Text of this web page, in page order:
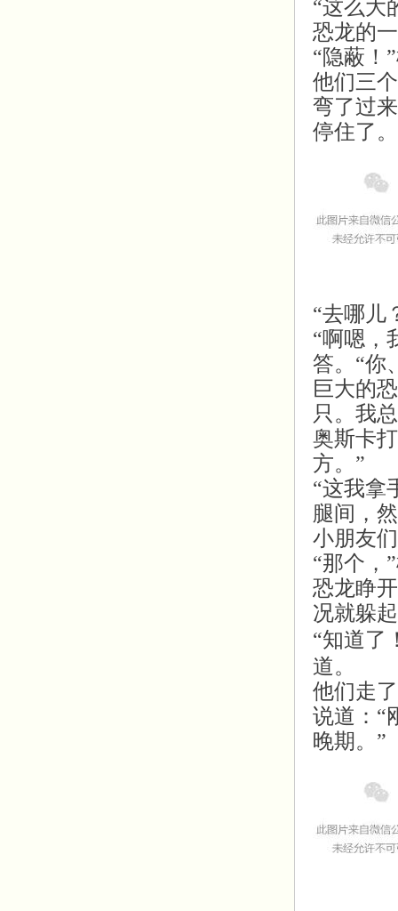
“这么大
恐龙的
“隐蔽！
他们三
弯了过
停住了。
“去哪儿
“啊嗯，
答。“你
巨大的
只。我
奥斯卡
方。”
“这我拿
腿间，
小朋友
“那个，
恐龙睁
况就躲
“知道了
道。
他们走
说道：“
晚期。”